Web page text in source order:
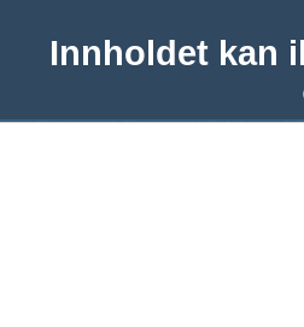
Innholdet kan